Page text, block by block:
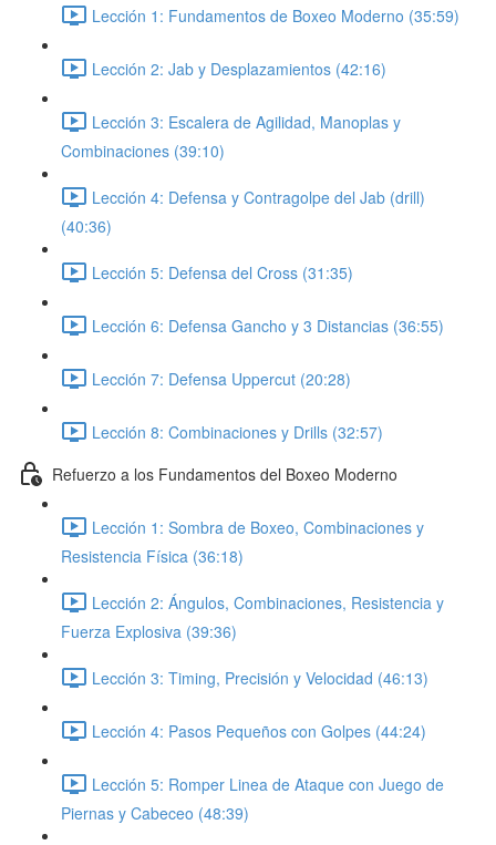
Lección 1: Fundamentos de Boxeo Moderno (35:59)
Lección 2: Jab y Desplazamientos (42:16)
Lección 3: Escalera de Agilidad, Manoplas y
Combinaciones (39:10)
Lección 4: Defensa y Contragolpe del Jab (drill)
(40:36)
Lección 5: Defensa del Cross (31:35)
Lección 6: Defensa Gancho y 3 Distancias (36:55)
Lección 7: Defensa Uppercut (20:28)
Lección 8: Combinaciones y Drills (32:57)
Refuerzo a los Fundamentos del Boxeo Moderno
Lección 1: Sombra de Boxeo, Combinaciones y
Resistencia Física (36:18)
Lección 2: Ángulos, Combinaciones, Resistencia y
Fuerza Explosiva (39:36)
Lección 3: Timing, Precisión y Velocidad (46:13)
Lección 4: Pasos Pequeños con Golpes (44:24)
Lección 5: Romper Linea de Ataque con Juego de
Piernas y Cabeceo (48:39)